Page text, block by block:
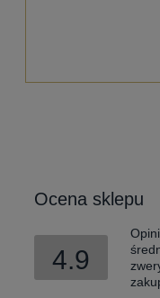
Ocena sklepu
4.9